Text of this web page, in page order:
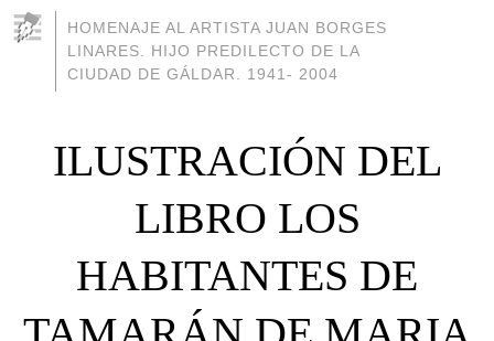
HOMENAJE AL ARTISTA JUAN BORGES
LINARES. HIJO PREDILECTO DE LA
CIUDAD DE GÁLDAR. 1941- 2004
ILUSTRACIÓN DEL
LIBRO LOS
HABITANTES DE